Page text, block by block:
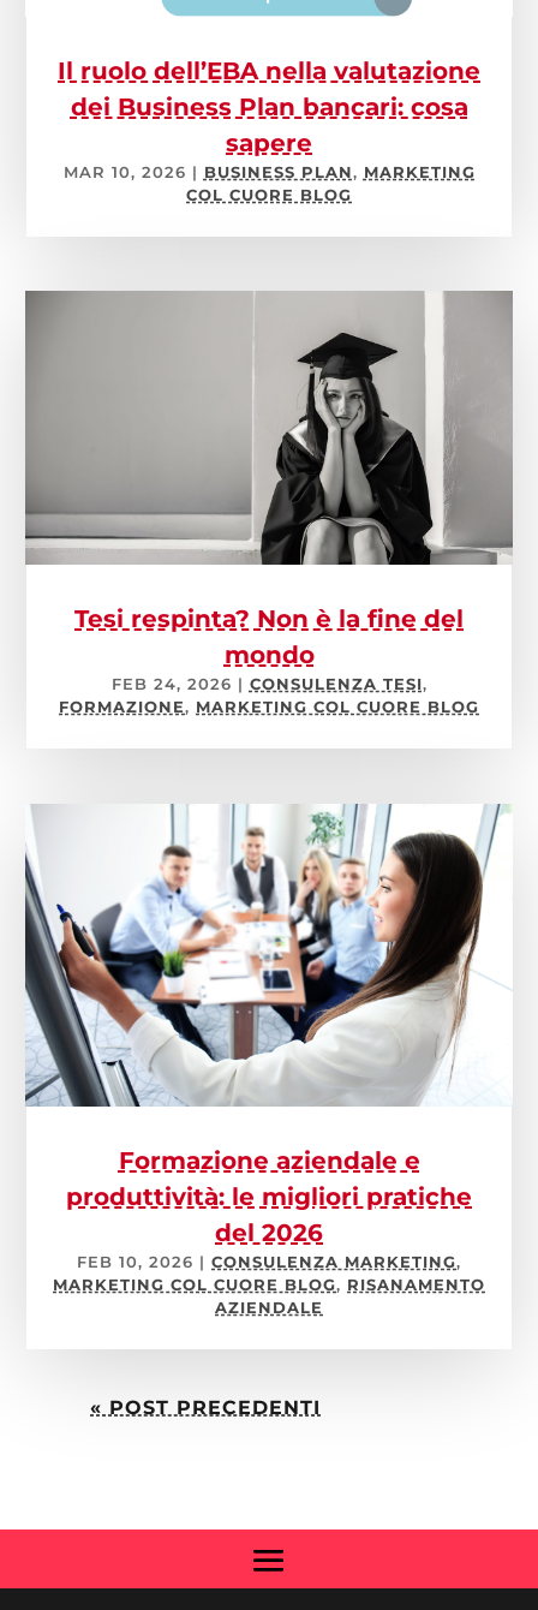
Il ruolo dell’EBA nella valutazione
dei Business Plan bancari: cosa
sapere
MAR 10, 2026 | BUSINESS PLAN, MARKETING
COL CUORE BLOG
Tesi respinta? Non è la fine del
mondo
FEB 24, 2026 | CONSULENZA TESI,
FORMAZIONE, MARKETING COL CUORE BLOG
Formazione aziendale e
produttività: le migliori pratiche
del 2026
FEB 10, 2026 | CONSULENZA MARKETING,
MARKETING COL CUORE BLOG, RISANAMENTO
AZIENDALE
« POST PRECEDENTI